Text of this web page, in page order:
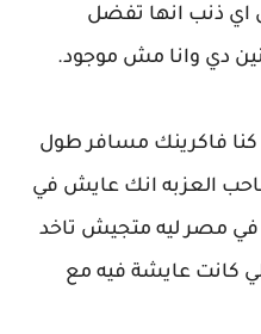
ذنب انها تفضل
دي وانا مش موجود.
فاكرينك مسافر طول
العزبه انك عايش في
مصر ليه متجيش تاخد
كانت عايشة فيه مع